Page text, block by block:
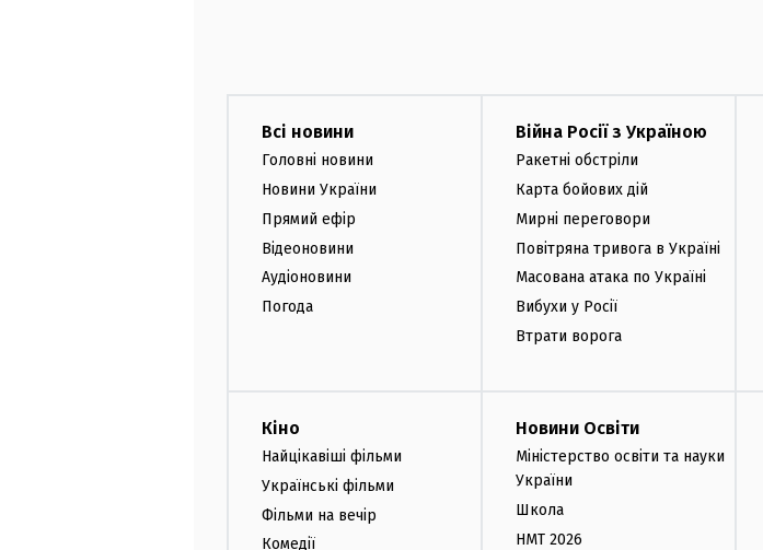
Всі новини
Головні новини
Новини України
Прямий ефір
Відеоновини
Аудіоновини
Погода
Війна Росії з Україною
Ракетні обстріли
Карта бойових дій
Мирні переговори
Повітряна тривога в Україні
Масована атака по Україні
Вибухи у Росії
Втрати ворога
Кіно
Найцікавіші фільми
Українські фільми
Фільми на вечір
Комедії
Новини Освіти
Міністерство освіти та науки
України
Школа
НМТ 2026